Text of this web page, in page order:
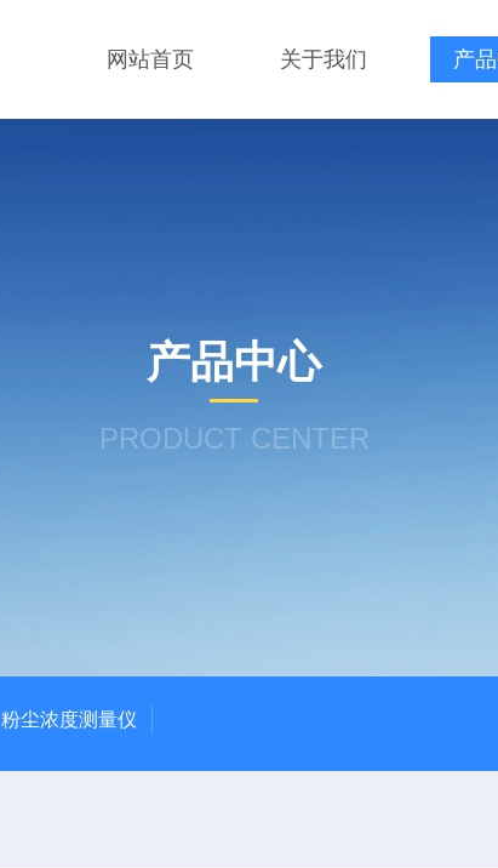
网站首页 关于我们 产
产品中心
PRODUCT CENTER
粉尘浓度测量仪